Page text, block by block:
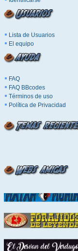
Lista de Usuarios
El equipo
FAQ
FAQ BBcodes
Términos de uso
Política de Privacidad